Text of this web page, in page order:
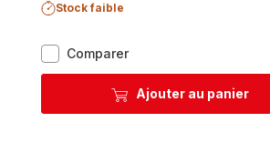
ComparerDelibake
acier
rouge
Ajouter au panier
Stock faible